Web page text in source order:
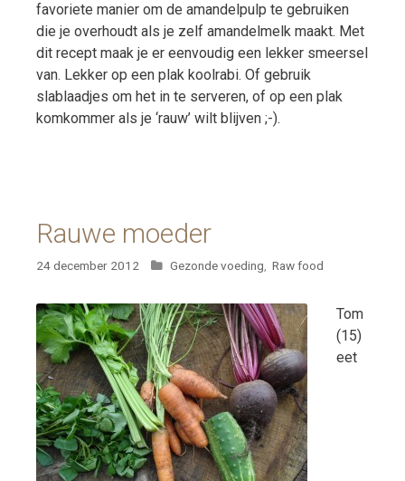
favoriete manier om de amandelpulp te gebruiken
die je overhoudt als je zelf amandelmelk maakt. Met
dit recept maak je er eenvoudig een lekker smeersel
van. Lekker op een plak koolrabi. Of gebruik
slablaadjes om het in te serveren, of op een plak
komkommer als je ‘rauw’ wilt blijven ;-).
Rauwe moeder
24 december 2012 Categorieën
Gezonde voeding Raw food
Tom
(15)
eet